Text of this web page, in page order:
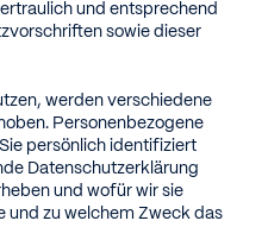
und entsprechend
sowie dieser
werden verschiedene
Personenbezogene
persönlich identifiziert
Datenschutzerklärung
und wofür wir sie
und zu welchem Zweck das